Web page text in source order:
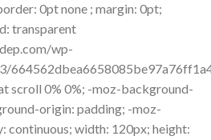
0pt none ; margin: 0pt;
transparent
wp-
scroll 0% 0%; -moz-background-
origin: padding; -moz-
continuous; width: 120px; height: